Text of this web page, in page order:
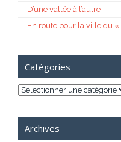
D’une vallée à l’autre
En route pour la ville du
Catégories
Catégories
Archives